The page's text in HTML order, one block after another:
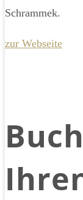
Schrammek.
zur Webseite